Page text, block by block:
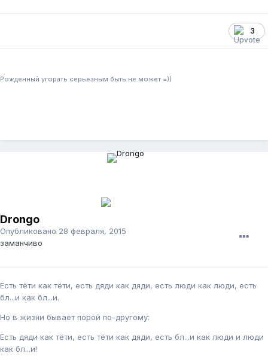
3
Рожденный угорать серьезным быть не может =))
Drongo
Опубликовано 28 февраля, 2015
заманчиво
Есть тёти как тёти, есть дяди как дяди, есть люди как люди, есть
бл...и как бл...и.
Но в жизни бывает порой по-другому:
Есть дяди как тёти, есть тёти как дяди, есть бл...и как люди и люди
как бл...и!